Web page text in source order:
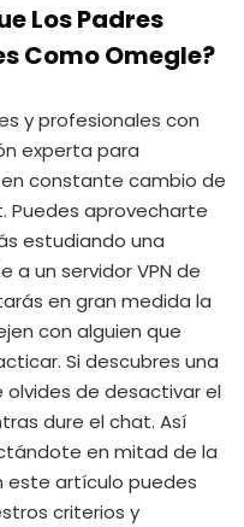
Los Padres
Como Omegle?
y profesionales con
experta para
constante cambio de
Puedes aprovecharte
estudiando una
a un servidor VPN de
en gran medida la
con alguien que
Si descubres una
olvides de desactivar el
dure el chat. Así
en mitad de la
este artículo puedes
criterios y